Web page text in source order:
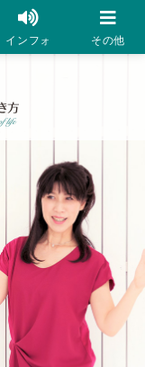
インフォ その他